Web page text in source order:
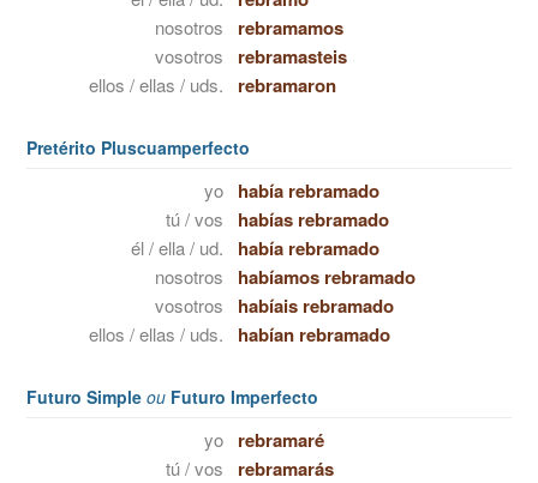
nosotros rebramamos
vosotros rebramasteis
ellos / ellas / uds. rebramaron
Pretérito Pluscuamperfecto
yo había rebramado
tú / vos habías rebramado
él / ella / ud. había rebramado
nosotros habíamos rebramado
vosotros habíais rebramado
ellos / ellas / uds. habían rebramado
Futuro Simple ou Futuro Imperfecto
yo rebramaré
tú / vos rebramarás